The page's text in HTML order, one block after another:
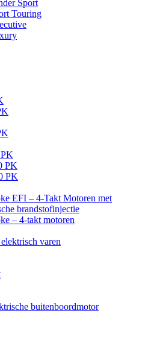
Sport
Touring
PK
PK
EFI – 4-Takt Motoren met
brandstofinjectie
– 4-takt motoren
varen
buitenboordmotor